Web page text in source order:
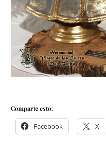
Comparte esto:
Facebook X